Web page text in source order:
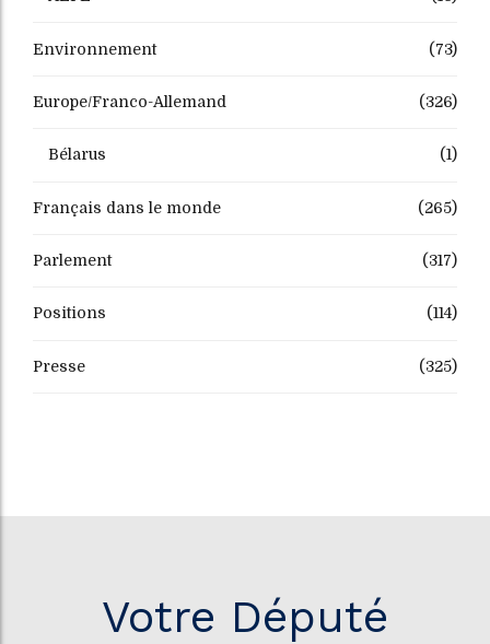
Environnement (73)
Europe/Franco-Allemand (326)
Bélarus (1)
Français dans le monde (265)
Parlement (317)
Positions (114)
Presse (325)
Votre Député